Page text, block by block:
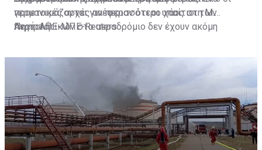
γερμανικές αρχές ανέφεραν ότι οι υπαίτιοι των
περιστατικών στο αεροδρόμιο δεν έχουν ακόμη
μέλος της κοινοβουλευτικής επιτροπής πληροφοριών,
προετοιμάζονται για περισσότερο χάος στη Μ.
Ανατολή
Πηγή: ΑΠΕ-ΜΠΕ-Reuters